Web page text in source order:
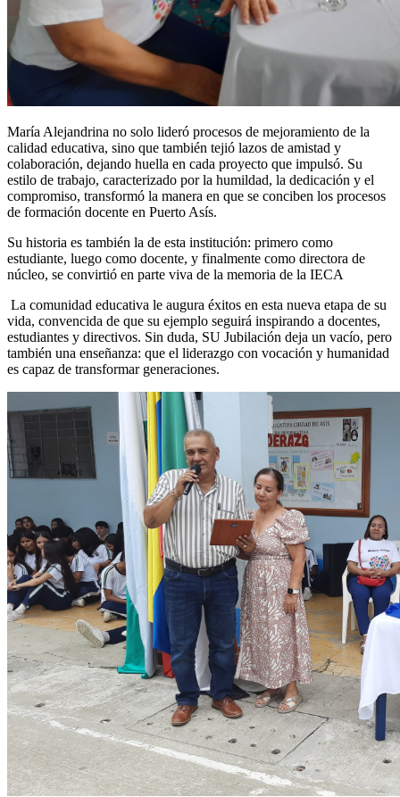
María Alejandrina no solo lideró procesos de mejoramiento de la
calidad educativa, sino que también tejió lazos de amistad y
colaboración, dejando huella en cada proyecto que impulsó. Su
estilo de trabajo, caracterizado por la humildad, la dedicación y el
compromiso, transformó la manera en que se conciben los procesos
de formación docente en Puerto Asís.
Su historia es también la de esta institución: primero como
estudiante, luego como docente, y finalmente como directora de
núcleo, se convirtió en parte viva de la memoria de la IECA
La comunidad educativa le augura éxitos en esta nueva etapa de su
vida, convencida de que su ejemplo seguirá inspirando a docentes,
estudiantes y directivos. Sin duda, SU Jubilación deja un vacío, pero
también una enseñanza: que el liderazgo con vocación y humanidad
es capaz de transformar generaciones.